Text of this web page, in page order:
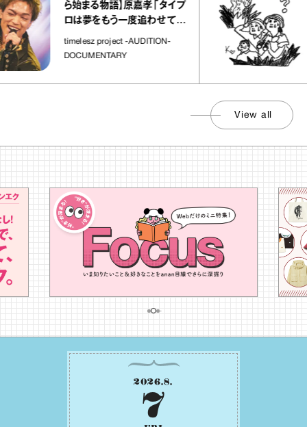
ら始まる物語】原嘉孝「タイプ
ロは夢をもう一度追わせてく
れた場所」
timelesz project -AUDITION-
DOCUMENTARY
View all
2026.8.
7